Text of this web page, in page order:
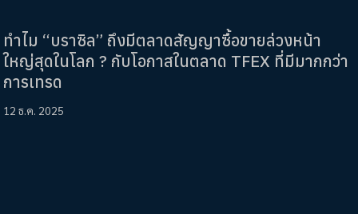
ทำไม “บราซิล” ถึงมีตลาดสัญญาซื้อขายล่วงหน้า
ใหญ่สุดในโลก ? กับโอกาสในตลาด TFEX ที่มีมากกว่า
การเทรด
12 ธ.ค. 2025